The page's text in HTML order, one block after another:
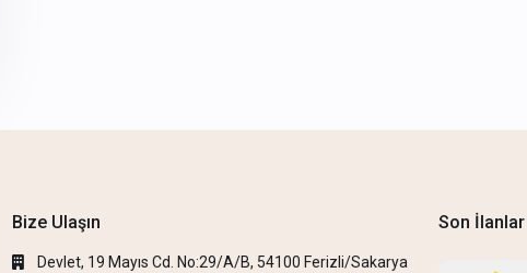
Bize Ulaşın
Devlet, 19 Mayıs Cd. No:29/A/B, 54100 Ferizli/Sakarya
Son İlanlar